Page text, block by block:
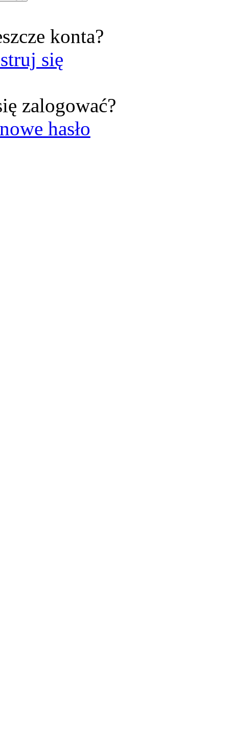
konta?
się
zalogować?
hasło